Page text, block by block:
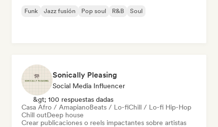
Funk Jazz fusión Pop soul R&B Soul
Sonically Pleasing
Social Media Influencer
&gt; 100 respuestas dadas
Casa Afro / AmapianoBeats / Lo-fiChill / Lo-fi Hip-Hop
Chill outDeep house
Crear publicaciones o reels impactantes sobre artistas